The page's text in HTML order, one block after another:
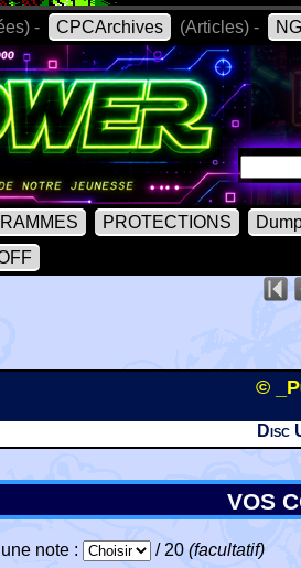
- CPCArchives (Articles) -
PROTECTIONS
©
Disc
VOS
note : / 20 (facultatif)